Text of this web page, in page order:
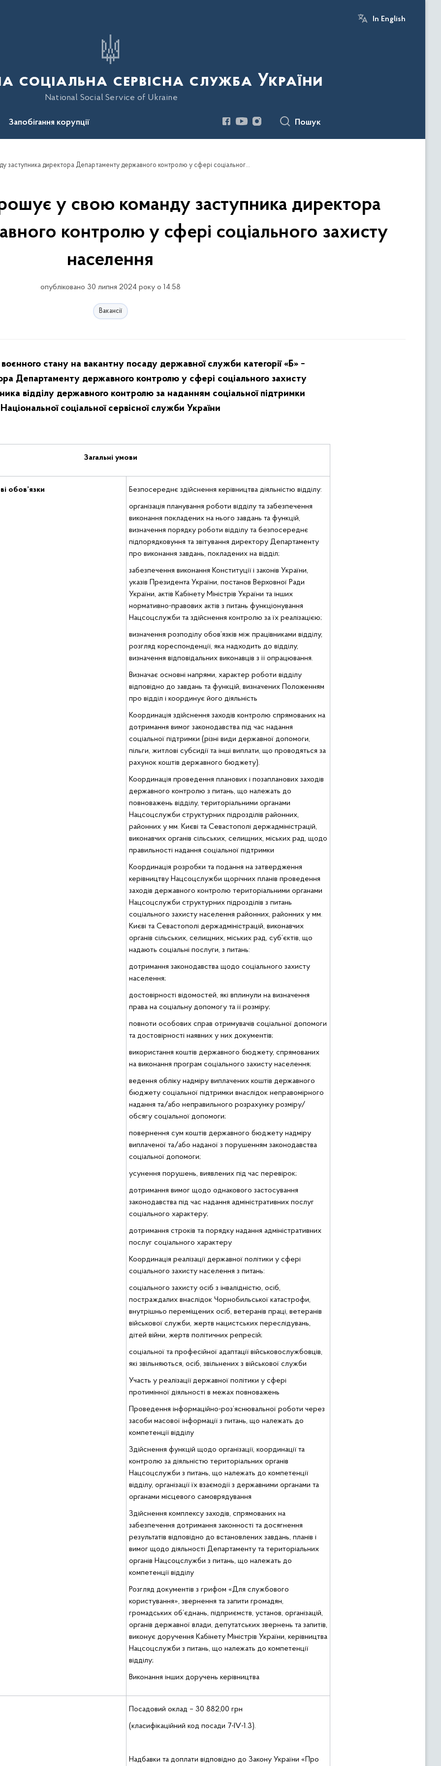
In English
соціальна сервісна служба України
National Social Service of Ukraine
Запобігання корупції Пошук
Нацсоцслужба запрошує у свою команду заступника директора Департаменту державного контролю у сфері соціального захисту населення
у свою команду заступника директора
контролю у сфері соціального захисту
населення
опубліковано 30 липня 2024 року о 14:58
Вакансії
воєнного стану на вакантну посаду державної служби категорії «Б» −
Департаменту державного контролю у сфері соціального захисту
відділу державного контролю за наданням соціальної підтримки
Національної соціальної сервісної служби України
Загальні умови
обов’язки Безпосереднє здійснення керівництва діяльністю відділу:
організація планування роботи відділу та забезпечення
виконання покладених на нього завдань та функцій,
визначення порядку роботи відділу та безпосереднє
підпорядковуння та звітування директору Департаменту
про виконання завдань, покладених на відділ;
забезпечення виконання Конституції і законів України,
указів Президента України, постанов Верховної Ради
України, актів Кабінету Міністрів України та інших
нормативно-правових актів з питань функціонування
Нацсоцслужби та здійснення контролю за їх реалізацією;
визначення розподілу обов’язків між працівниками відділу,
розгляд кореспонденції, яка надходить до відділу,
визначення відповідальних виконавців з її опрацювання.
Визначає основні напрями, характер роботи відділу
відповідно до завдань та функцій, визначених Положенням
про відділ і координує його діяльність
Координація здійснення заходів контролю спрямованих на
дотримання вимог законодавства під час надання
соціальної підтримки (різні види державної допомоги,
пільги, житлові субсидії та інші виплати, що проводяться за
рахунок коштів державного бюджету).
Координація проведення планових і позапланових заходів
державного контролю з питань, що належать до
повноважень відділу, територіальними органами
Нацсоцслужби структурних підрозділів районних,
районних у мм. Києві та Севастополі держадміністрацій,
виконавчих органів сільських, селищних, міських рад, щодо
правильності надання соціальної підтримки
Координація розробки та подання на затвердження
керівництву Нацсоцслужби щорічних планів проведення
заходів державного контролю територіальними органами
Нацсоцслужби структурних підрозділів з питань
соціального захисту населення районних, районних у мм.
Києві та Севастополі держадміністрацій, виконавчих
органів сільських, селищних, міських рад, суб’єктів, що
надають соціальні послуги, з питань:
дотримання законодавства щодо соціального захисту
населення;
достовірності відомостей, які вплинули на визначення
права на соціальну допомогу та її розміру;
повноти особових справ отримувачів соціальної допомоги
та достовірності наявних у них документів;
використання коштів державного бюджету, спрямованих
на виконання програм соціального захисту населення;
ведення обліку надміру виплачених коштів державного
бюджету соціальної підтримки внаслідок неправомірного
надання та/або неправильного розрахунку розміру/
обсягу соціальної допомоги;
повернення сум коштів державного бюджету надміру
виплаченої та/або наданої з порушенням законодавства
соціальної допомоги;
усунення порушень, виявлених під час перевірок;
дотримання вимог щодо однакового застосування
законодавства під час надання адміністративних послуг
соціального характеру;
дотримання строків та порядку надання адміністративних
послуг соціального характеру
Координація реалізації державної політики у сфері
соціального захисту населення з питань:
соціального захисту осіб з інвалідністю, осіб,
постраждалих внаслідок Чорнобильської катастрофи,
внутрішньо переміщених осіб, ветеранів праці, ветеранів
військової служби, жертв нацистських переслідувань,
дітей війни, жертв політичних репресій;
соціальної та професійної адаптації військовослужбовців,
які звільняються, осіб, звільнених з військової служби
Участь у реалізації державної політики у сфері
протимінної діяльності в межах повноважень
Проведення інформаційно-роз’яснювальної роботи через
засоби масової інформації з питань, що належать до
компетенції відділу
Здійснення функцій щодо організації, координації та
контролю за діяльністю територіальних органів
Нацсоцслужби з питань, що належать до компетенції
відділу, організації їх взаємодії з державними органами та
органами місцевого самоврядування
Здійснення комплексу заходів, спрямованих на
забезпечення дотримання законності та досягнення
результатів відповідно до встановлених завдань, планів і
вимог щодо діяльності Департаменту та територіальних
органів Нацсоцслужби з питань, що належать до
компетенції відділу
Розгляд документів з грифом «Для службового
користування», звернення та запити громадян,
громадських об’єднань, підприємств, установ, організацій,
органів державної влади, депутатських звернень та запитів,
виконує доручення Кабінету Міністрів України, керівництва
Нацсоцслужби з питань, що належать до компетенції
відділу;
Виконання інших доручень керівництва
Посадовий оклад – 30 882,00 грн
(класифікаційний код посади 7-ІV-1.3).
Надбавки та доплати відповідно до Закону України «Про